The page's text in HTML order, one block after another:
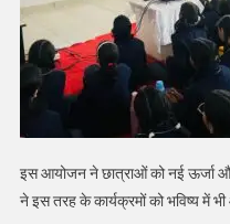
इस आयोजन ने छात्राओं को नई ऊर्जा
ने इस तरह के कार्यक्रमों को भविष्य में